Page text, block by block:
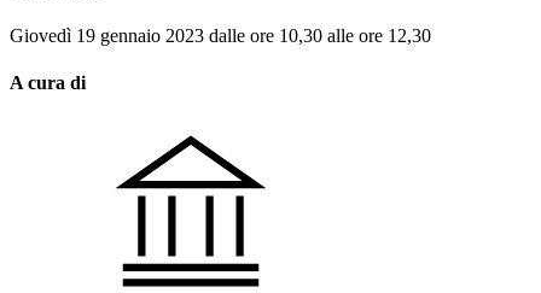
Giovedì 19 gennaio 2023 dalle ore 10,30 alle ore 12,30
A cura di